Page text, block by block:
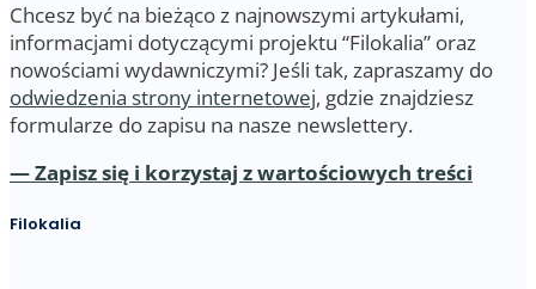
Chcesz być na bieżąco z najnowszymi artykułami,
informacjami dotyczącymi projektu “Filokalia” oraz
nowościami wydawniczymi? Jeśli tak, zapraszamy do
odwiedzenia strony internetowej, gdzie znajdziesz
formularze do zapisu na nasze newslettery.
— Zapisz się i korzystaj z wartościowych treści
Filokalia